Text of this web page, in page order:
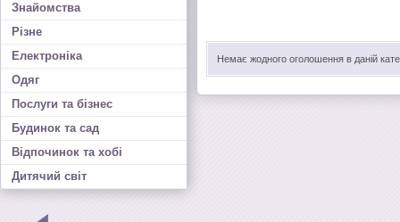
Знайомства
Різне
Електроніка
Одяг
Послуги та бізнес
Будинок та сад
Відпочинок та хобі
Дитячий світ
Немає жодного оголошення в даній